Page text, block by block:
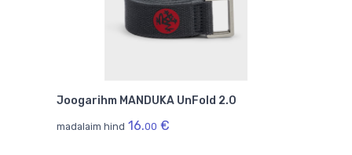
Joogarihm MANDUKA UnFold 2.0
madalaim hind 16.00 €